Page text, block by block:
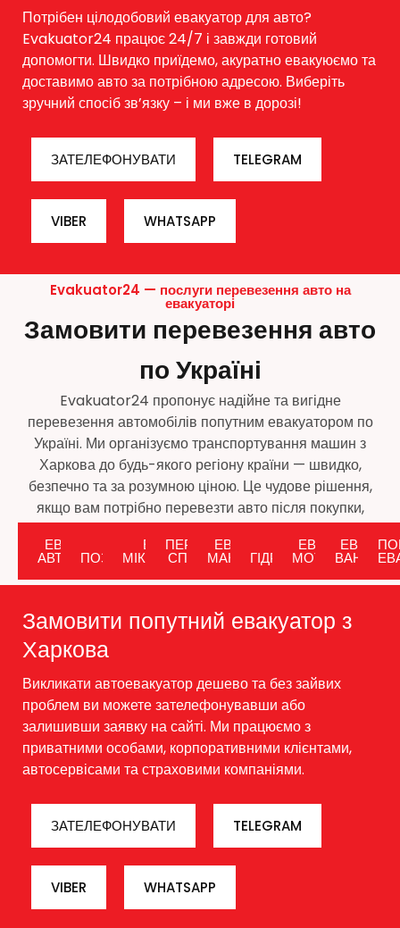
Потрібен цілодобовий евакуатор для авто?
Evakuator24 працює 24/7 і завжди готовий
допомогти. Швидко приїдемо, акуратно евакуюємо та
доставимо авто за потрібною адресою. Виберіть
зручний спосіб зв’язку – і ми вже в дорозі!
ЗАТЕЛЕФОНУВАТИ TELEGRAM
VIBER WHATSAPP
Evakuator24 — послуги перевезення авто на
евакуаторі
Замовити перевезення авто
по Україні
Evakuator24 пропонує надійне та вигідне
перевезення автомобілів попутним евакуатором по
Україні. Ми організуємо транспортування машин з
Харкова до будь-якого регіону країни — швидко,
безпечно та за розумною ціною. Це чудове рішення,
якщо вам потрібно перевезти авто після покупки,
поломки або ДТП на велику відстань.
ЕВАКУАТОР
АВТОМОБІЛІВ
ЕВАКУАТОР
ПОЗАШЛЯХОВИКІВ
ЕВАКУАТОР
МІКРОАВТОБУСІВ
ПЕРЕВЕЗЕННЯ
СПЕЦТЕХНІКИ
ЕВАКУАТОР-
МАНІПУЛЯТОР
ЕВАКУАТОР ІЗ
ГІДРОПЛАТФОРМОЮ
ЕВАКУАТОР
МОТОЦИКЛІВ
Замовити попутний евакуатор з
Харкова
Викликати автоевакуатор дешево та без зайвих
проблем ви можете зателефонувавши або
залишивши заявку на сайті. Ми працюємо з
приватними особами, корпоративними клієнтами,
автосервісами та страховими компаніями.
ЗАТЕЛЕФОНУВАТИ TELEGRAM
VIBER WHATSAPP